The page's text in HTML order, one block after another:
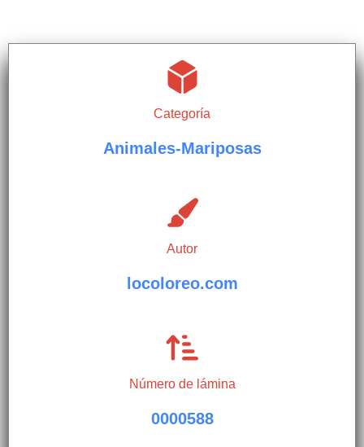
Categoría
Animales-Mariposas
Autor
locoloreo.com
Número de lámina
0000588